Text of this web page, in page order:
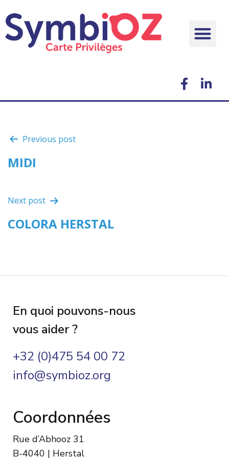
Previous post
MIDI
Next post
COLORA HERSTAL
En quoi pouvons-nous
vous aider ?
+32 (0)475 54 00 72
info@symbioz.org
Coordonnées
Rue d’Abhooz 31
B-4040 | Herstal